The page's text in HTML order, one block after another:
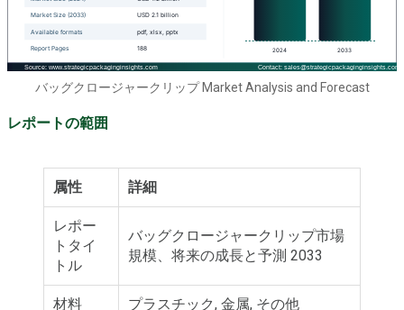
バッグクロージャークリップ Market Analysis and Forecast
レポートの範囲
属性 詳細
レポー
トタイ
トル
バッグクロージャークリップ市場
規模、将来の成長と予測 2033
材料 プラスチック, 金属, その他